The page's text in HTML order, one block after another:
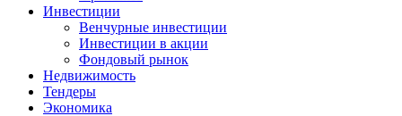
Инвестиции
Венчурные инвестиции
Инвестиции в акции
Фондовый рынок
Недвижимость
Тендеры
Экономика